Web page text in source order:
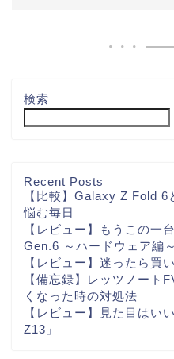
検索
Recent Posts
【比較】Galaxy Z Fold
悩む毎日
【レビュー】もうこの一
Gen.6 ～ハードウェア編～
【レビュー】迷ったら買
【備忘録】レッツノート
くなった時の対処法
【レビュー】見た目はい
Z13」